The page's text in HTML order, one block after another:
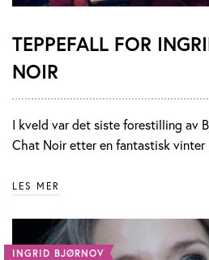
TEPPEFALL FOR
NOIR
I kveld var det siste forestilling av
Chat Noir etter en fantastisk
LES MER
INGRID BJØRNOV